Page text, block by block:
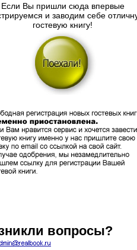
Если Вы пришли сюда впервые
и заводим себе
гостевую книгу!
вопросы?